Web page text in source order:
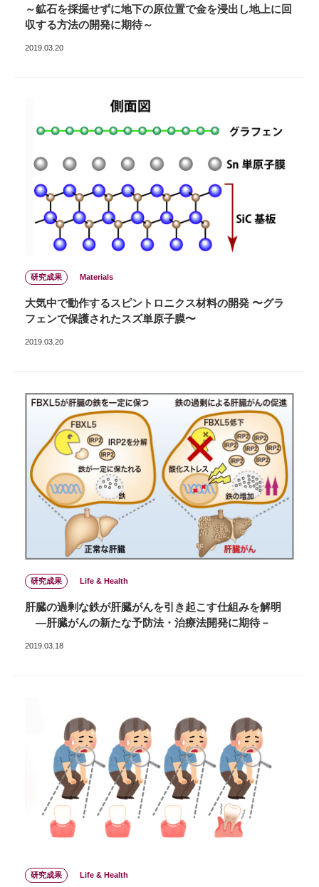
～鉱石を採掘せずに地下の原位置で金を浸出し地上に回
収する方法の開発に期待～
2019.03.20
研究成果 Materials
大気中で動作するスピントロニクス材料の開発 〜グラ
フェンで保護されたスズ単原子膜〜
2019.03.20
研究成果 Life & Health
肝臓の過剰な鉄が肝臓がんを引き起こす仕組みを解明
—肝臓がんの新たな予防法・治療法開発に期待－
2019.03.18
研究成果 Life & Health